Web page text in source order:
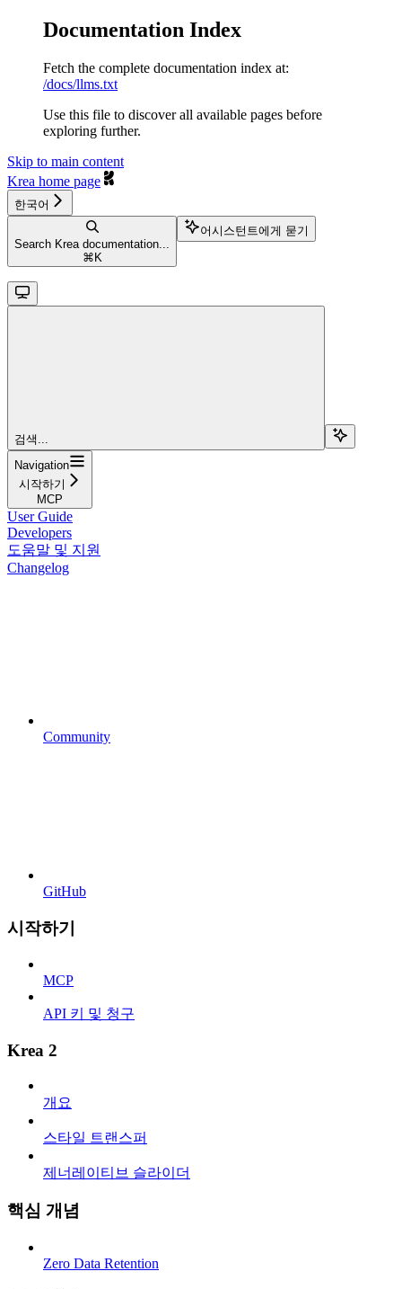
Documentation Index
Fetch the complete documentation index at:
/docs/llms.txt
Use this file to discover all available pages before
exploring further.
Skip to main content
Krea home page
한국어
Search Krea documentation...
⌘ K
어시스턴트에게 묻기
검색...
Navigation
시작하기
MCP
User Guide
Developers
도움말 및 지원
Changelog
Community
GitHub
시작하기
MCP
API 키 및 청구
Krea 2
개요
스타일 트랜스퍼
제너레이티브 슬라이더
핵심 개념
Zero Data Retention